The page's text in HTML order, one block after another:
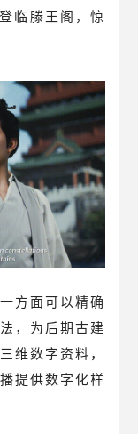
临滕王阁，惊
方面可以精确
，为后期古建
维数字资料，
提供数字化样